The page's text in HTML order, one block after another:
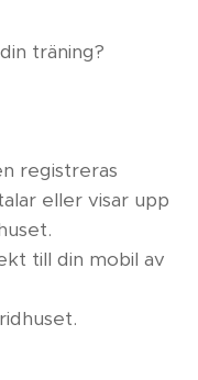
träning?
registreras
eller visar upp
till din mobil av